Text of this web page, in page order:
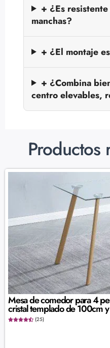
+ ¿Es
manchas?
+ ¿El montaje
+ ¿Combina
centro elevables,
Productos
Mesa de comedor para 4
cristal templado de 100cm
(25)